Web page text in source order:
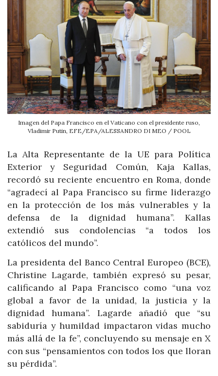
Imagen del Papa Francisco en el Vaticano con el presidente ruso,
Vladimir Putin, EFE/EPA/ALESSANDRO DI MEO / POOL
La Alta Representante de la UE para Política
Exterior y Seguridad Común, Kaja Kallas,
recordó su reciente encuentro en Roma, donde
“agradecí al Papa Francisco su firme liderazgo
en la protección de los más vulnerables y la
defensa de la dignidad humana”. Kallas
extendió sus condolencias “a todos los
católicos del mundo”.
La presidenta del Banco Central Europeo (BCE),
Christine Lagarde, también expresó su pesar,
calificando al Papa Francisco como “una voz
global a favor de la unidad, la justicia y la
dignidad humana”. Lagarde añadió que “su
sabiduría y humildad impactaron vidas mucho
más allá de la fe”, concluyendo su mensaje en X
con sus “pensamientos con todos los que lloran
su pérdida”.